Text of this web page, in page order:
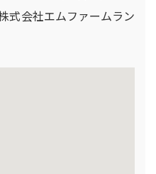
式会社エムファームラン